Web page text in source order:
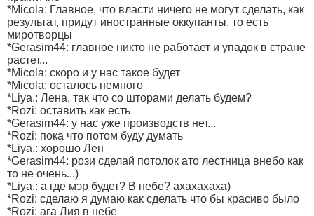
*Micola: Главное, что власти ничего не могут сделать, как
результат, придут иностранные оккупанты, то есть
миротворцы
*Gerasim44: главное никто не работает и упадок в стране
растет...
*Micola: скоро и у нас такое будет
*Micola: осталось немного
*Liya.: Лена, так что со шторами делать будем?
*Rozi: оставить как есть
*Gerasim44: у нас уже производств нет...
*Rozi: пока что потом буду думать
*Liya.: хорошо Лен
*Gerasim44: рози сделай потолок ато лестница внебо как
то не очень...)
*Liya.: а где мэр будет? В небе? ахахахаха)
*Rozi: сделаю я думаю как сделать что бы красиво было
*Rozi: ага Лия в небе